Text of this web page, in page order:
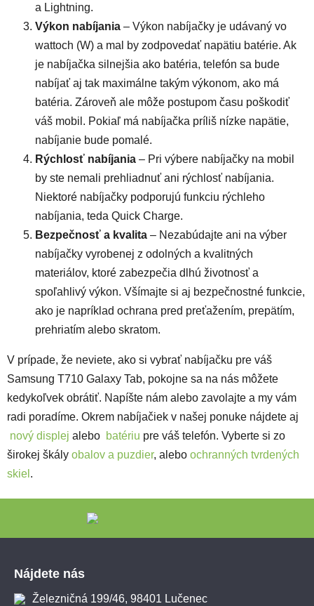
a Lightning.
Výkon nabíjania – Výkon nabíjačky je udávaný vo
wattoch (W) a mal by zodpovedať napätiu batérie. Ak
je nabíjačka silnejšia ako batéria, telefón sa bude
nabíjať aj tak maximálne takým výkonom, ako má
batéria. Zároveň ale môže postupom času poškodiť
váš mobil. Pokiaľ má nabíjačka príliš nízke napätie,
nabíjanie bude pomalé.
Rýchlosť nabíjania – Pri výbere nabíjačky na mobil
by ste nemali prehliadnuť ani rýchlosť nabíjania.
Niektoré nabíjačky podporujú funkciu rýchleho
nabíjania, teda Quick Charge.
Bezpečnosť a kvalita – Nezabúdajte ani na výber
nabíjačky vyrobenej z odolných a kvalitných
materiálov, ktoré zabezpečia dlhú životnosť a
spoľahlivý výkon. Všímajte si aj bezpečnostné funkcie,
ako je napríklad ochrana pred preťažením, prepätím,
prehriatím alebo skratom.
V prípade, že neviete, ako si vybrať nabíjačku pre váš
Samsung T710 Galaxy Tab, pokojne sa na nás môžete
kedykoľvek obrátiť. Napíšte nám alebo zavolajte a my vám
radi poradíme. Okrem nabíjačiek v našej ponuke nájdete aj
nový displej alebo batériu pre váš telefón. Vyberte si zo
širokej škály obalov a puzdier, alebo ochranných tvrdených
skiel .
Nájdete nás
Železničná 199/46, 98401 Lučenec